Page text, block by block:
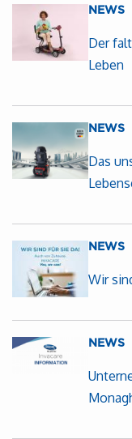
NEWS
Der
Leben
NEWS
Das
NEWS
Wir
NEWS